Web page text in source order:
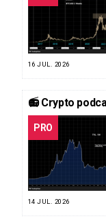
16 JUL. 2026
📻 Crypto
PRO
14 JUL. 2026